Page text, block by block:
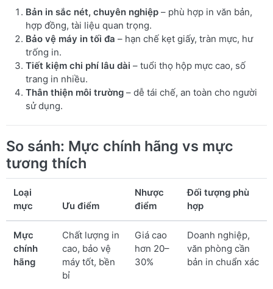
Bản in sắc nét, chuyên nghiệp – phù hợp in văn bản,
hợp đồng, tài liệu quan trọng.
Bảo vệ máy in tối đa – hạn chế kẹt giấy, tràn mực, hư
trống in.
Tiết kiệm chi phí lâu dài – tuổi thọ hộp mực cao, số
trang in nhiều.
Thân thiện môi trường – dễ tái chế, an toàn cho người
sử dụng.
So sánh: Mực chính hãng vs mực
tương thích
Loại
mực
Ưu điểm
Nhược
điểm
Đối tượng phù
hợp
Mực
chính
hãng
Chất lượng in
cao, bảo vệ
máy tốt, bền
bỉ
Giá cao
hơn 20–
30%
Doanh nghiệp,
văn phòng cần
bản in chuẩn xác